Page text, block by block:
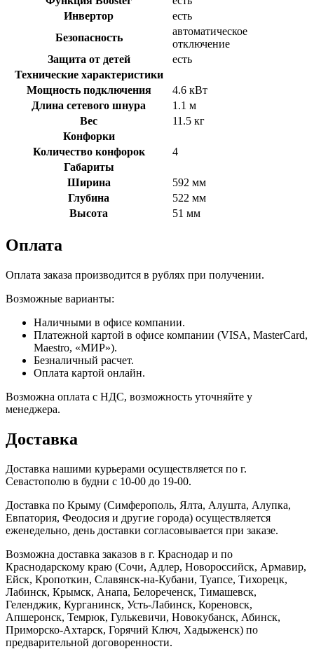
Инвертор
есть
Безопасность
автоматическое
отключение
Защита от детей
есть
Технические характеристики
Мощность подключения
4.6 кВт
Длина сетевого шнура
1.1 м
Вес
11.5 кг
Конфорки
Количество конфорок
4
Габариты
Ширина
592 мм
Глубина
522 мм
Высота
51 мм
Оплата
Оплата заказа производится в рублях при получении.
Возможные варианты:
Наличными в офисе компании.
Платежной картой в офисе компании (VISA, MasterCard,
Maestro, «МИР»).
Безналичный расчет.
Оплата картой онлайн.
Возможна оплата с НДС, возможность уточняйте у
менеджера.
Доставка
Доставка нашими курьерами осуществляется по г.
Севастополю в будни с 10-00 до 19-00.
Доставка по Крыму (Симферополь, Ялта, Алушта, Алупка,
Евпатория, Феодосия и другие города) осуществляется
еженедельно, день доставки согласовывается при заказе.
Возможна доставка заказов в г. Краснодар и по
Краснодарскому краю (Сочи, Адлер, Новороссийск, Армавир,
Ейск, Кропоткин, Славянск-на-Кубани, Туапсе, Тихорецк,
Лабинск, Крымск, Анапа, Белореченск, Тимашевск,
Геленджик, Курганинск, Усть-Лабинск, Кореновск,
Апшеронск, Темрюк, Гулькевичи, Новокубанск, Абинск,
Приморско-Ахтарск, Горячий Ключ, Хадыженск) по
предварительной договоренности.